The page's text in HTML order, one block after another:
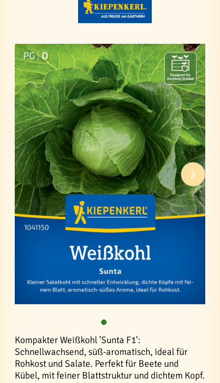
Kompakter Weißkohl 'Sunta F1':
Schnellwachsend, süß-aromatisch, ideal für
Rohkost und Salate. Perfekt für Beete und
Kübel, mit feiner Blattstruktur und dichtem Kopf.